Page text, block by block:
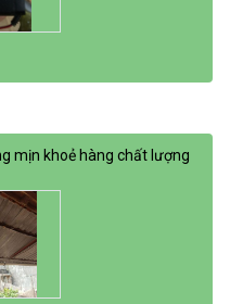
mịn khoẻ hàng chất lượng